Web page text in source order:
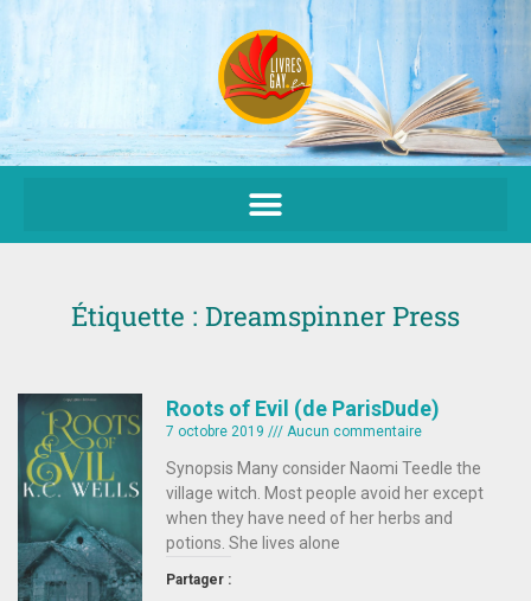
Aller
au
contenu
Étiquette : Dreamspinner Press
Roots of Evil (de ParisDude)
7 octobre 2019 Aucun commentaire
Synopsis Many consider Naomi Teedle the
village witch. Most people avoid her except
when they have need of her herbs and
potions. She lives alone
Partager :